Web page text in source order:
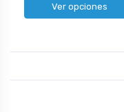
Ver opciones